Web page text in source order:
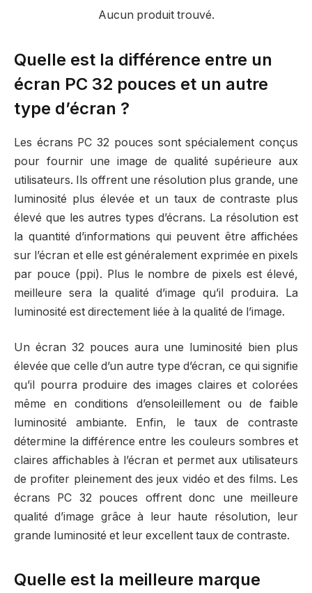
Aucun produit trouvé.
Quelle est la différence entre un
écran PC 32 pouces et un autre
type d’écran ?
Les écrans PC 32 pouces sont spécialement conçus
pour fournir une image de qualité supérieure aux
utilisateurs. Ils offrent une résolution plus grande, une
luminosité plus élevée et un taux de contraste plus
élevé que les autres types d’écrans. La résolution est
la quantité d’informations qui peuvent être affichées
sur l’écran et elle est généralement exprimée en pixels
par pouce (ppi). Plus le nombre de pixels est élevé,
meilleure sera la qualité d’image qu’il produira. La
luminosité est directement liée à la qualité de l’image.
Un écran 32 pouces aura une luminosité bien plus
élevée que celle d’un autre type d’écran, ce qui signifie
qu’il pourra produire des images claires et colorées
même en conditions d’ensoleillement ou de faible
luminosité ambiante. Enfin, le taux de contraste
détermine la différence entre les couleurs sombres et
claires affichables à l’écran et permet aux utilisateurs
de profiter pleinement des jeux vidéo et des films. Les
écrans PC 32 pouces offrent donc une meilleure
qualité d’image grâce à leur haute résolution, leur
grande luminosité et leur excellent taux de contraste.
Quelle est la meilleure marque